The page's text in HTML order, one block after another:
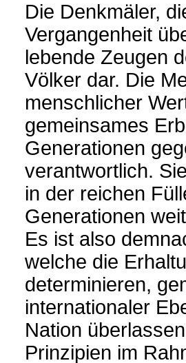
Die Denkmäler,
Vergangenheit
lebende Zeugen
Völker dar. Die
menschlicher
gemeinsames
Generationen
verantwortlich.
in der reichen
Generationen
Es ist also
welche die
determinieren,
internationaler
Nation
Prinzipien im